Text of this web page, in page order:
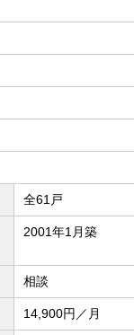
全61戸
2001年1月築
相談
14,900円／月